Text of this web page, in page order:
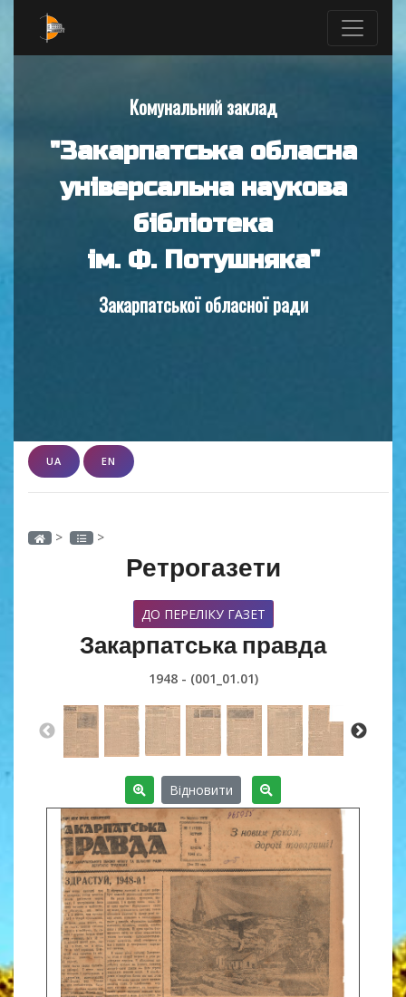
Комунальний заклад
"Закарпатська обласна
універсальна наукова
бібліотека
ім. Ф. Потушняка"
Закарпатської обласної ради
UA EN
> >
Ретрогазети
ДО ПЕРЕЛІКУ ГАЗЕТ
Закарпатська правда
1948 - (001_01.01)
Відновити